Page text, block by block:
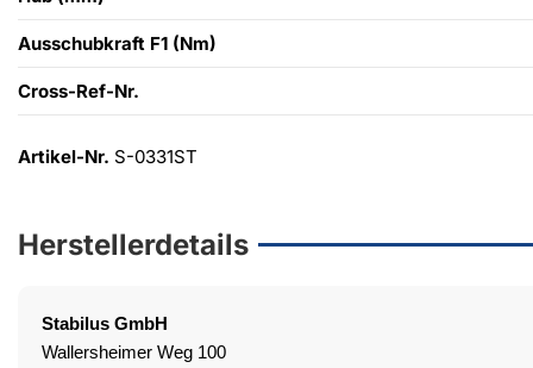
Ausschubkraft F1 (Nm)
Cross-Ref-Nr.
Artikel-Nr. S-0331ST
Herstellerdetails
Stabilus GmbH
Wallersheimer Weg 100